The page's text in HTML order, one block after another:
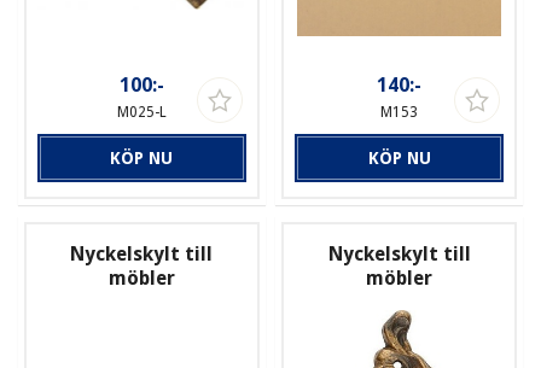
100:-
M025-L
KÖP NU
140:-
M153
KÖP NU
Nyckelskylt till
möbler
Nyckelskylt till
möbler